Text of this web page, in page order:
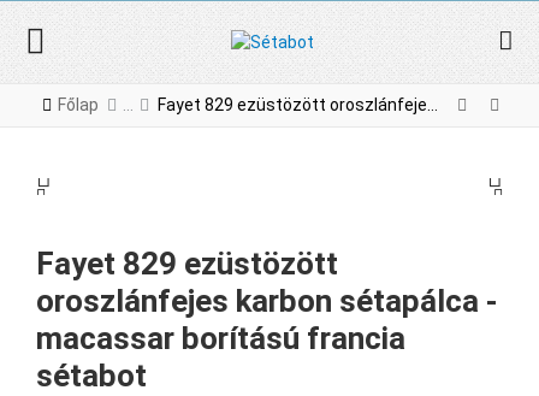
Főlap Fayet 829 ezüstözött oroszlánfejes karbon sétapálca - macassar borítású francia sétabot
Fayet 829 ezüstözött
oroszlánfejes karbon sétapálca -
macassar borítású francia
sétabot